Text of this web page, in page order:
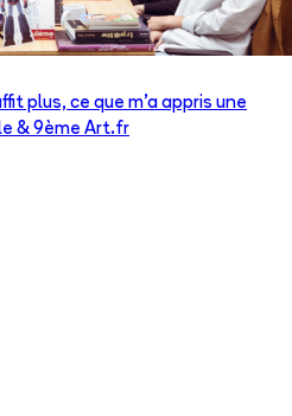
plus, ce que m’a appris une
& 9ème Art.fr